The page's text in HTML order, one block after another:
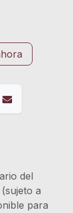
del
a
para